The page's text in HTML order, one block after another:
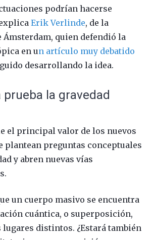
podrían hacerse
Erik Verlinde, de la
Ámsterdam, quien defendió la
en un artículo muy debatido
desarrollando la idea.
prueba la gravedad
el principal valor de los nuevos
plantean preguntas conceptuales
y abren nuevas vías
un cuerpo masivo se encuentra
cuántica, o superposición,
lugares distintos. ¿Estará también